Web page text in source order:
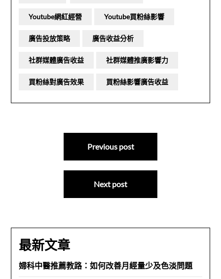
Youtube網紅經營 Youtube買粉絲影響
廣告投放策略 廣告收益分析
社群媒體廣告收益 社群媒體推廣影響力
買粉絲對廣告效果 買粉絲影響廣告收益
Previous post
Next post
最新文章
婦科中醫推薦教路：如何改善月經量少及色淡問題